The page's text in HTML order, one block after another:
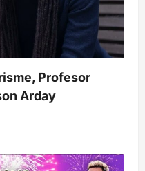
Profesor
Arday